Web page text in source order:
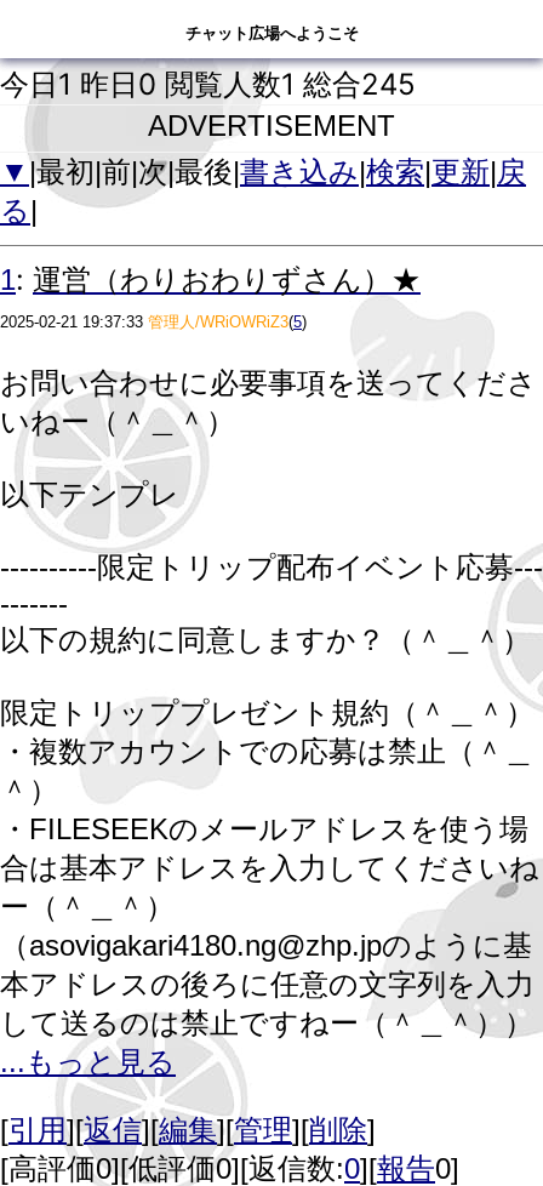
チャット広場へようこそ
チャット広場へようこそ
今日1 昨日0 閲覧人数1 総合245
ADVERTISEMENT
▼ |最初|前|次|最後|書き込み|検索|更新|戻
る |
1: 運営（わりおわりずさん）★
2025-02-21 19:37:33 管理人/WRiOWRiZ3(5)
お問い合わせに必要事項を送ってくださ
いねー（＾＿＾）
以下テンプレ
----------限定トリップ配布イベント応募---
-------
以下の規約に同意しますか？（＾＿＾）
限定トリッププレゼント規約（＾＿＾）
・複数アカウントでの応募は禁止（＾＿
＾）
・FILESEEKのメールアドレスを使う場
合は基本アドレスを入力してくださいね
ー（＾＿＾）
（asovigakari4180.ng@zhp.jpのように基
本アドレスの後ろに任意の文字列を入力
して送るのは禁止ですねー（＾＿＾））
...もっと見る
[引用][返信][編集][管理][削除]
[高評価0][低評価0][返信数:0][報告0]
チャット広場へようこそ